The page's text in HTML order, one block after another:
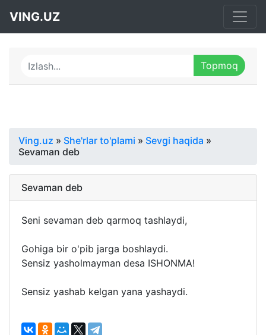
VING.UZ
Ving.uz » She'rlar to'plami » Sevgi haqida »
Sevaman deb
Sevaman deb
Seni sevaman deb qarmoq tashlaydi,
Gohiga bir o'pib jarga boshlaydi.
Sensiz yasholmayman desa ISHONMA!
Sensiz yashab kelgan yana yashaydi.